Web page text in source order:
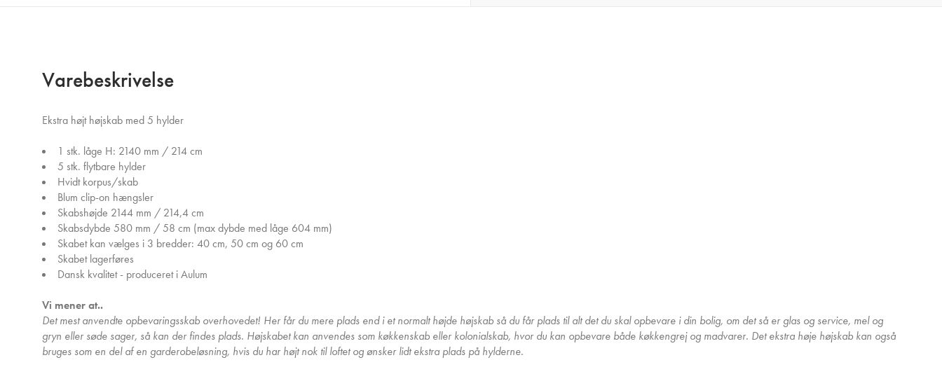
Varebeskrivelse
Ekstra højt højskab med 5 hylder
1 stk. låge H: 2140 mm / 214 cm
5 stk. flytbare hylder
Hvidt korpus/skab
Blum clip-on hængsler
Skabshøjde 2144 mm / 214,4 cm
Skabsdybde 580 mm / 58 cm (max dybde med låge 604 mm)
Skabet kan vælges i 3 bredder: 40 cm, 50 cm og 60 cm
Skabet lagerføres
Dansk kvalitet - produceret i Aulum
Vi mener at..
Det mest anvendte opbevaringsskab overhovedet! Her får du mere plads end i et normalt højde højskab så du får plads til alt det du skal opbevare i din bolig, om det så er glas og service, mel og
gryn eller søde sager, så kan der findes plads. Højskabet kan anvendes som køkkenskab eller kolonialskab, hvor du kan opbevare både køkkengrej og madvarer. Det ekstra høje højskab kan også
bruges som en del af en garderobeløsning, hvis du har højt nok til loftet og ønsker lidt ekstra plads på hylderne.